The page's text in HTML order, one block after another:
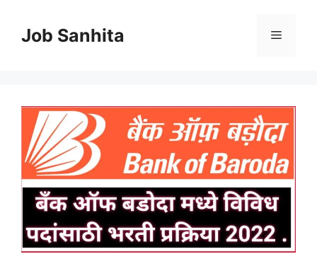
contentJob Sanhita Menu